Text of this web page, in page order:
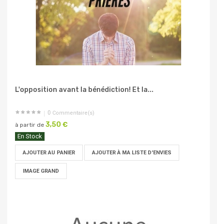
L'opposition avant la bénédiction! Et la...
0 Commentaire(s)
à partir de 3,50 €
En Stock
AJOUTER AU PANIER AJOUTER À MA LISTE D'ENVIES
IMAGE GRAND